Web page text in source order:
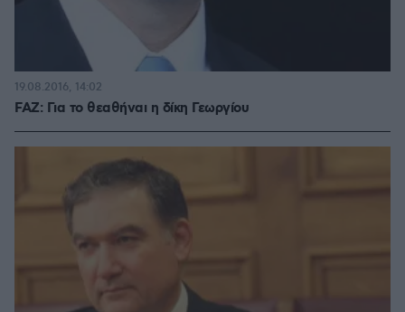
FAZ: Για το θεαθήναι η δίκη Γεωργίου
19.08.2016, 14:02